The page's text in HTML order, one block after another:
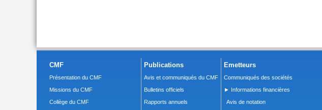
CMF
Présentation du CMF
Missions du CMF
Collège du CMF
Publications
Avis et communiqués du CMF
Bulletins officiels
Rapports annuels
Emetteurs
Communiqués des sociétés
► Informations financières
Avis de notation